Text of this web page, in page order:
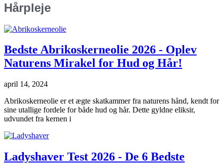
Hårpleje
Bedste Abrikoskerneolie 2026 - Oplev
Naturens Mirakel for Hud og Hår!
april 14, 2024
Abrikoskerneolie er et ægte skatkammer fra naturens hånd, kendt for
sine utallige fordele for både hud og hår. Dette gyldne eliksir,
udvundet fra kernen i
Ladyshaver Test 2026 - De 6 Bedste